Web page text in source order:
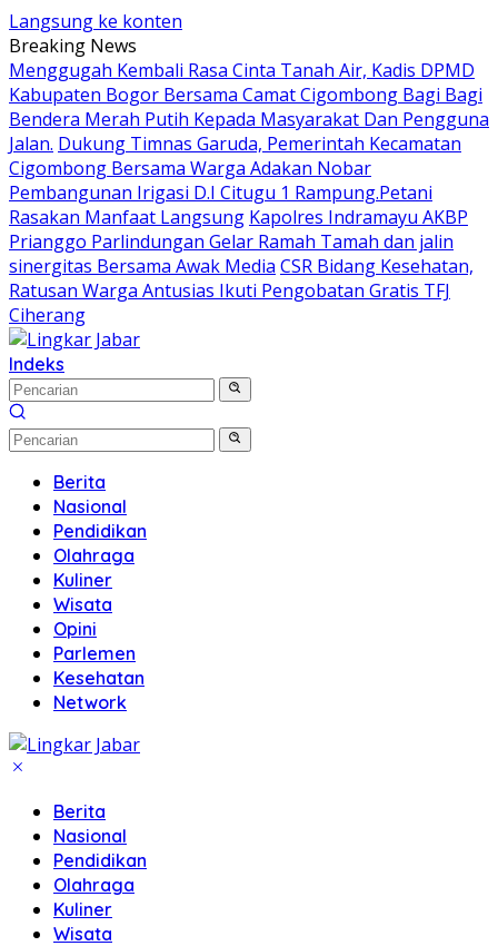
Langsung ke konten
Breaking News
Menggugah Kembali Rasa Cinta Tanah Air, Kadis DPMD
Kabupaten Bogor Bersama Camat Cigombong Bagi Bagi
Bendera Merah Putih Kepada Masyarakat Dan Pengguna
Jalan. Dukung Timnas Garuda, Pemerintah Kecamatan
Cigombong Bersama Warga Adakan Nobar
Pembangunan Irigasi D.I Citugu 1 Rampung.Petani
Rasakan Manfaat Langsung Kapolres Indramayu AKBP
Prianggo Parlindungan Gelar Ramah Tamah dan jalin
sinergitas Bersama Awak Media CSR Bidang Kesehatan,
Ratusan Warga Antusias Ikuti Pengobatan Gratis TFJ
Ciherang
Indeks
Berita
Nasional
Pendidikan
Olahraga
Kuliner
Wisata
Opini
Parlemen
Kesehatan
Network
Berita
Nasional
Pendidikan
Olahraga
Kuliner
Wisata